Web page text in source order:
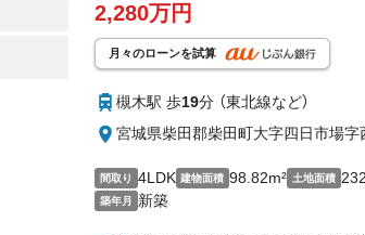
っかりとサポートさせて頂きます。
2.＜経験豊富なスタッフ＞
当社では【購入】【売却】【引っ越し】【リフ
する様々なご質問はもちろん、ご購入時に
ン各種税金についても、誠心誠意ご説明さ
是非お越しください。
営業時間:10:0018:00（定休日火・水曜日※
2,280万円
月々のローンを試算
槻木駅 歩19分 （東北線など）
宮城県柴田郡柴田町大字四日市場字
間取り 4LDK 建物面積 98.82m² 土地面積
築年月 新築